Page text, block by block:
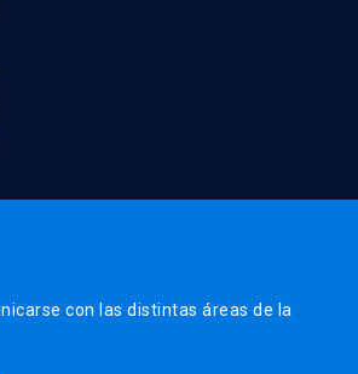
con las distintas áreas de la